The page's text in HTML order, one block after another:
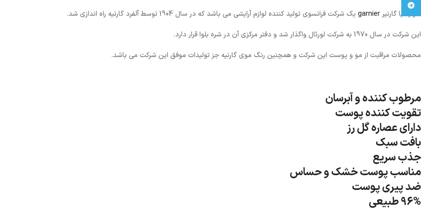
گارنیه یا گارنیر garnier یک شرکت فرانسوی تولید کننده لوازم آرایشی می باشد که در سال 1904 توسط آلفرد گارنیه راه اندازی شد.
این شرکت در سال 1970 به شرکت لورئال واگذار شد و دفتر مرکزی آن در شره بلوا قرار دارد.
محصولات مراقبت از مو و پوست این شرکت و همچنین رنگ موی گارنیه جز تولیدات موفق این شرکت می باشد.
مرطوب کننده و آبرسان
تقویت کننده پوست
دارای عصاره گل رز
بافت سبک
جذب سریع
مناسب پوست خشک و حساس
ضد پیری پوست
96% طبیعی